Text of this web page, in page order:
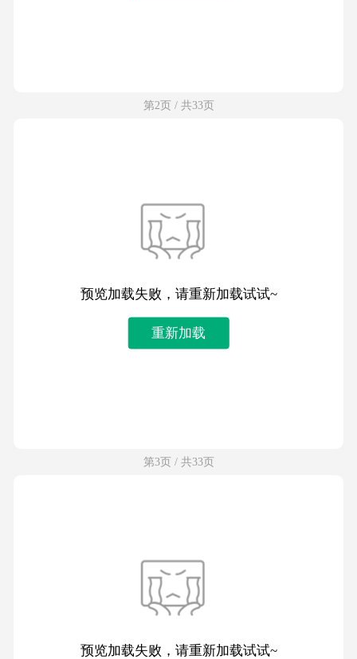
第2页 / 共33页
预览加载失败，请重新加载试试~
重新加载
第3页 / 共33页
预览加载失败，请重新加载试试~